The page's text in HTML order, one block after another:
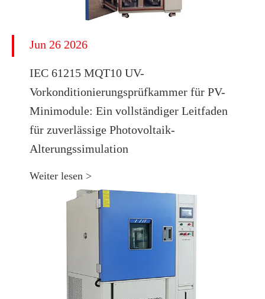
Jun 26 2026
IEC 61215 MQT10 UV-
Vorkonditionierungsprüfkammer für PV-
Minimodule: Ein vollständiger Leitfaden
für zuverlässige Photovoltaik-
Alterungssimulation
Weiter lesen >